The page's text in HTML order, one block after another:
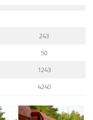
243
50
1243
4240